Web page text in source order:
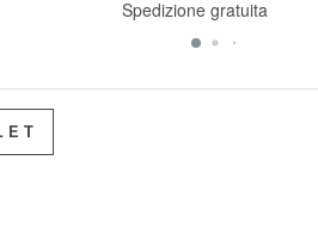
Spedizione gratuita